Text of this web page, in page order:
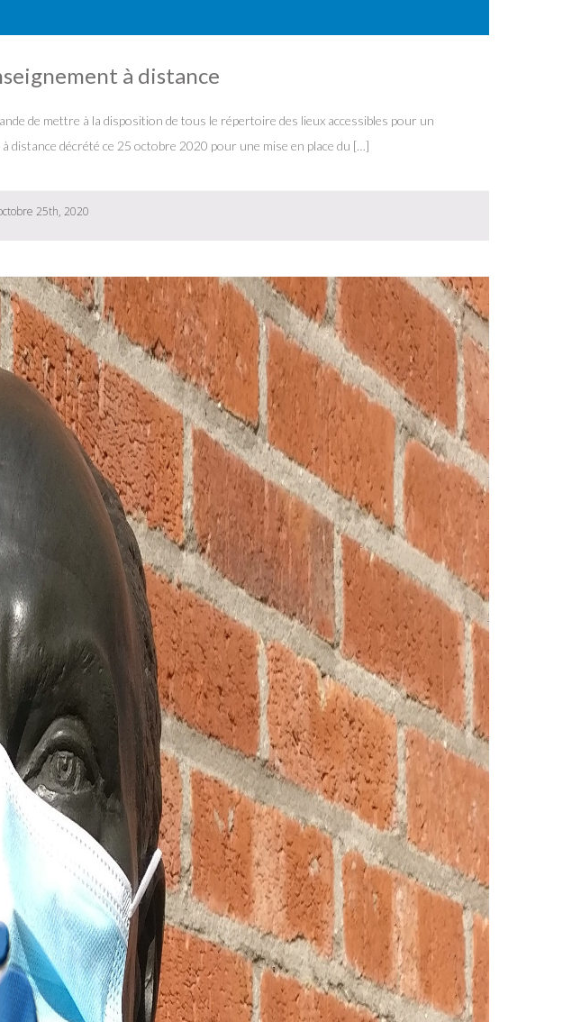
à distance
de mettre à la disposition de tous le répertoire des lieux accessibles pour un
distance décrété ce 25 octobre 2020 pour une mise en place du […]
25th, 2020